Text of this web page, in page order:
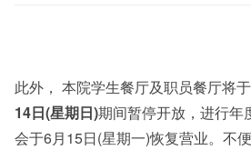
此外， 本院学生餐厅及职员餐厅将于
14日(星期日)期间暂停开放，进行年
会于6月15日(星期一)恢复营业。不